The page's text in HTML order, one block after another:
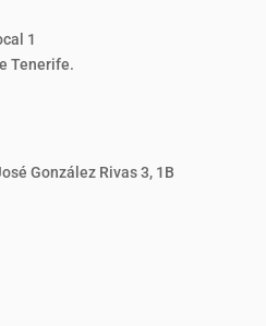
1
Tenerife.
González Rivas 3, 1B